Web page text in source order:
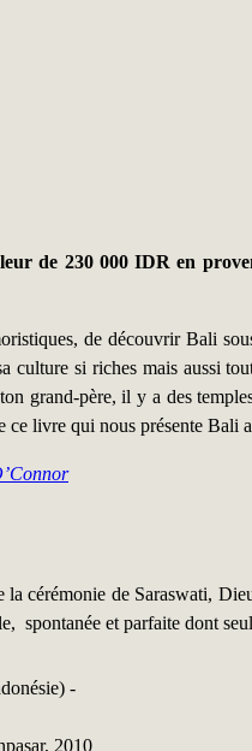
de 230 000 IDR en
de découvrir Bali
si riches mais aussi
père, il y a des
livre qui nous présente Bali
cérémonie de Saraswati,
spontanée et parfaite dont
2010